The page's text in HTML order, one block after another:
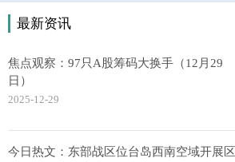
最新资讯
焦点观察：97只A股筹码大换手（12月29
日）
2025-12-29
今日热文：东部战区位台岛西南空域开展区